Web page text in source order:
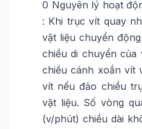
0 Nguyên lý hoạt
: Khi trục vít quay
vật liệu chuyển
chiều di chuyển
chiều cánh xoắn vít
vít nếu đảo chiều
vật liệu. Số vòng
(v/phút) chiều dài